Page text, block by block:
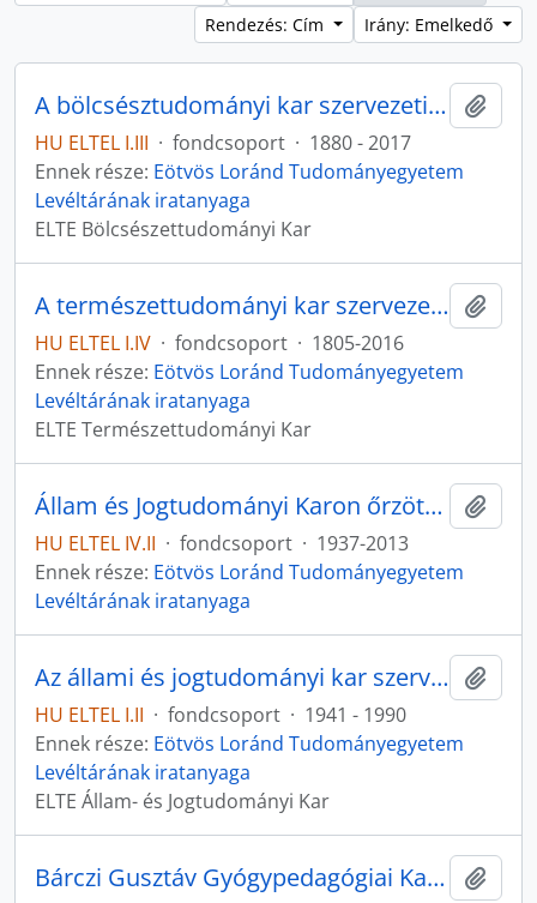
Rendezés: Cím
Irány: Emelkedő
A bölcsésztudományi kar szervezeti egységei
HU ELTEL I.III · fondcsoport · 1880 - 2017
Ennek része: Eötvös Loránd Tudományegyetem
Levéltárának iratanyaga
ELTE Bölcsészettudományi Kar
A természettudományi kar szervezeti egységei
HU ELTEL I.IV · fondcsoport · 1805-2016
Ennek része: Eötvös Loránd Tudományegyetem
Levéltárának iratanyaga
ELTE Természettudományi Kar
Állam és Jogtudományi Karon őrzött iratok
HU ELTEL IV.II · fondcsoport · 1937-2013
Ennek része: Eötvös Loránd Tudományegyetem
Levéltárának iratanyaga
Az állami és jogtudományi kar szervezeti egységei
HU ELTEL I.II · fondcsoport · 1941 - 1990
Ennek része: Eötvös Loránd Tudományegyetem
Levéltárának iratanyaga
ELTE Állam- és Jogtudományi Kar
Bárczi Gusztáv Gyógypedagógiai Karon őrzött iratok